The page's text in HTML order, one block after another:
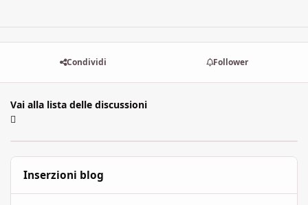
Condividi Follower
Vai alla lista delle discussioni
Inserzioni blog